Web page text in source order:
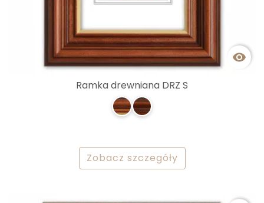

Ramka drewniana DRZ S
Zobacz szczegóły